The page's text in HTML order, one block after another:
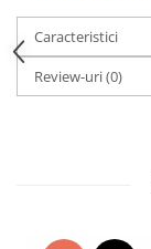
Caracteristici
Review-uri(0)